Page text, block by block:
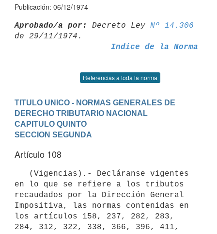
Publicación: 06/12/1974
Aprobado/a por: Decreto Ley Nº 14.306
Indice de la Norma
Referencias a toda la norma
TITULO UNICO - NORMAS GENERALES DE
DERECHO TRIBUTARIO NACIONAL
CAPITULO QUINTO
SECCION SEGUNDA
Artículo 108
en lo que se refiere a los tributos
recaudados por la Dirección General
Impositiva, las normas contenidas en
los artículos 158, 237, 282, 283,
284, 312, 322, 338, 366, 396, 411,